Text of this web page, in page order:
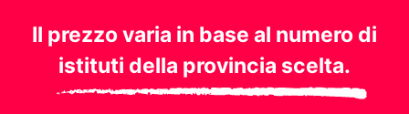
Il prezzo varia in base al numero di
istituti della provincia scelta.